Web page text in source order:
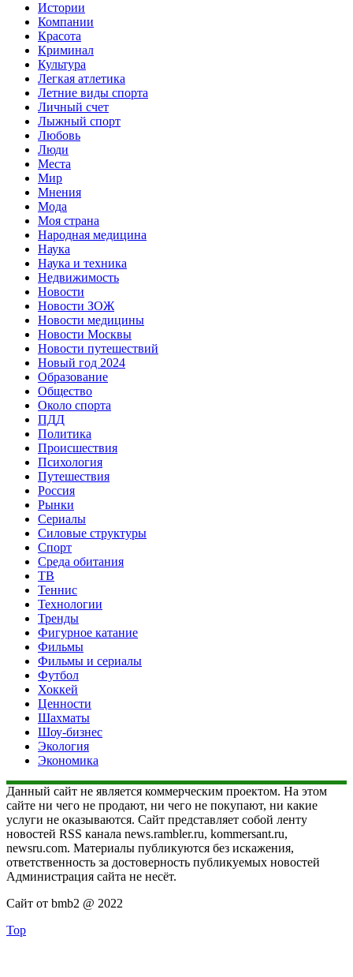
Истории
Компании
Красота
Криминал
Культура
Легкая атлетика
Летние виды спорта
Личный счет
Лыжный спорт
Любовь
Люди
Места
Мир
Мнения
Мода
Моя страна
Народная медицина
Наука
Наука и техника
Недвижимость
Новости
Новости ЗОЖ
Новости медицины
Новости Москвы
Новости путешествий
Новый год 2024
Образование
Общество
Около спорта
ПДД
Политика
Происшествия
Психология
Путешествия
Россия
Рынки
Сериалы
Силовые структуры
Спорт
Среда обитания
ТВ
Теннис
Технологии
Тренды
Фигурное катание
Фильмы
Фильмы и сериалы
Футбол
Хоккей
Ценности
Шахматы
Шоу-бизнес
Экология
Экономика
Данный сайт не является коммерческим проектом. На этом
сайте ни чего не продают, ни чего не покупают, ни какие
услуги не оказываются. Сайт представляет собой ленту
новостей RSS канала news.rambler.ru, kommersant.ru,
newsru.com. Материалы публикуются без искажения,
ответственность за достоверность публикуемых новостей
Администрация сайта не несёт.
Сайт от bmb2 @ 2022
Top